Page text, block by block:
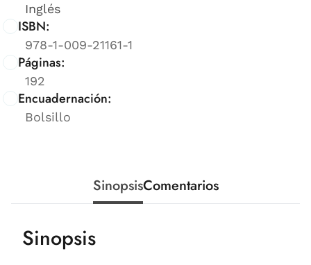
Inglés
ISBN:
978-1-009-21161-1
Páginas:
192
Encuadernación:
Bolsillo
SinopsisComentarios
Sinopsis